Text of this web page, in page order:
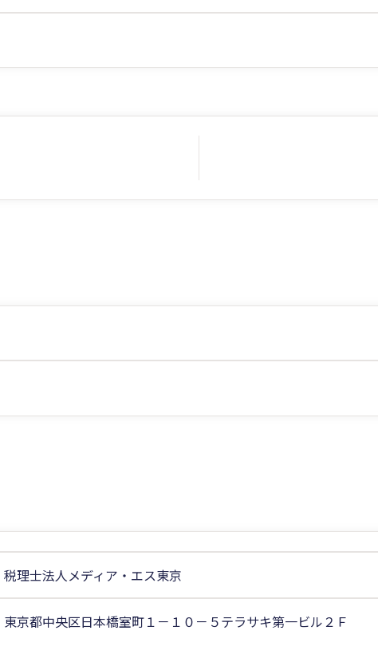
税理士法人メディア・エス東京
東京都中央区日本橋室町１－１０－５テラサキ第一ビル２Ｆ